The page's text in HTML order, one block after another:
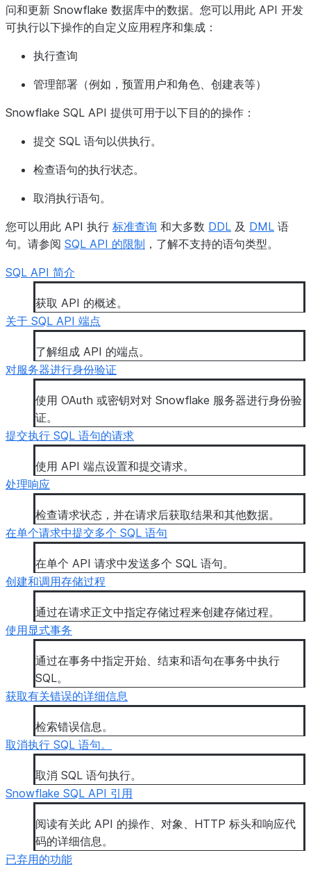
问和更新 Snowflake 数据库中的数据。您可以用此 API 开发
可执行以下操作的自定义应用程序和集成：
执行查询
管理部署（例如，预置用户和角色、创建表等）
Snowflake SQL API 提供可用于以下目的的操作：
提交 SQL 语句以供执行。
检查语句的执行状态。
取消执行语句。
您可以用此 API 执行 标准查询 和大多数 DDL 及 DML 语
句。请参阅 SQL API 的限制 ，了解不支持的语句类型。
SQL API 简介
获取 API 的概述。
关于 SQL API 端点
了解组成 API 的端点。
对服务器进行身份验证
使用 OAuth 或密钥对对 Snowflake 服务器进行身份验
证。
提交执行 SQL 语句的请求
使用 API 端点设置和提交请求。
处理响应
检查请求状态，并在请求后获取结果和其他数据。
在单个请求中提交多个 SQL 语句
在单个 API 请求中发送多个 SQL 语句。
创建和调用存储过程
通过在请求正文中指定存储过程来创建存储过程。
使用显式事务
通过在事务中指定开始、结束和语句在事务中执行
SQL。
获取有关错误的详细信息
检索错误信息。
取消执行 SQL 语句。
取消 SQL 语句执行。
Snowflake SQL API 引用
阅读有关此 API 的操作、对象、HTTP 标头和响应代
码的详细信息。
已弃用的功能